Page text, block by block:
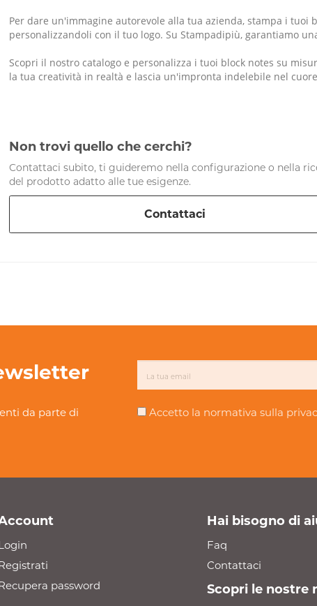
Per dare un'immagine autorevole alla tua azienda, stampa i
personalizzandoli con il tuo logo. Su Stampadipiù, garantiamo
Scopri il nostro catalogo e personalizza i tuoi block notes su
la tua creatività in realtà e lascia un'impronta indelebile nel
Non trovi quello che cerchi?
Contattaci subito, ti guideremo nella configurazione o nella
del prodotto adatto alle tue esigenze.
Contattaci
da parte di
Accetto la normativa sulla
password
Hai bisogno di
Faq
Contattaci
Scopri le nostre